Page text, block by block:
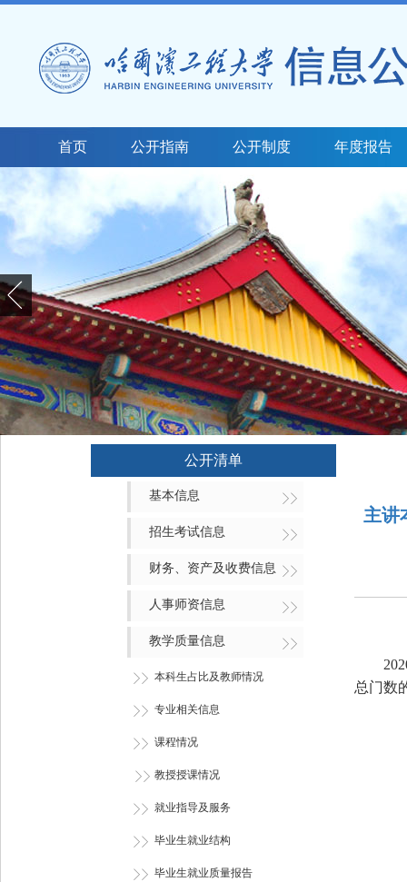
首页 公开指南 公开制度 年度报告
公开清单
基本信息
招生考试信息
财务、资产及收费信息
人事师资信息
教学质量信息
本科生占比及教师情况
专业相关信息
课程情况
教授授课情况
就业指导及服务
毕业生就业结构
毕业生就业质量报告
主讲
总门数